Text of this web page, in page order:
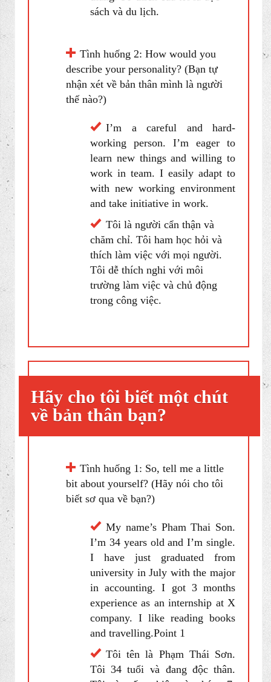
university in July with the major
KETOANSANXUAT company.
I like reading books and
travelling.Point 1
Tôi tên là Phạm Thái Sơn.
Tôi 34 tuổi và đang độc thân.
chuyên ngành của tôi là kế toán.
Tôi có kinh nghiệm thực tập tại
kế toán sản xuất
trong 3
tháng. Sở thích của tôi là đọc
Tình huống 2: How would you
describe your personality? (Bạn tự
nhận xét về bản thân mình là người
thế nào?)
with new working environment
and take initiative in work.
Tôi là người cẩn thận và
chăm chỉ. Tôi ham học hỏi và
Tôi dễ thích nghi với môi
trường làm việc và chủ động
trong công việc.
Hãy cho tôi biết một chút
về bản thân bạn?
Tình huống 1: So, tell me a little